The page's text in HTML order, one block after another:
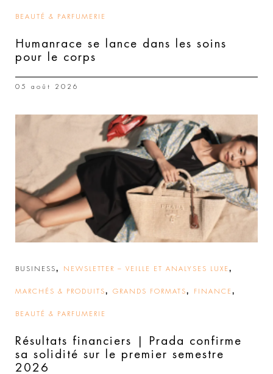
BEAUTÉ & PARFUMERIE
Humanrace se lance dans les soins
pour le corps
05 août 2026
BUSINESS, NEWSLETTER – VEILLE ET ANALYSES LUXE ,
MARCHÉS & PRODUITS, GRANDS FORMATS, FINANCE ,
BEAUTÉ & PARFUMERIE
Résultats financiers | Prada confirme
sa solidité sur le premier semestre
2026